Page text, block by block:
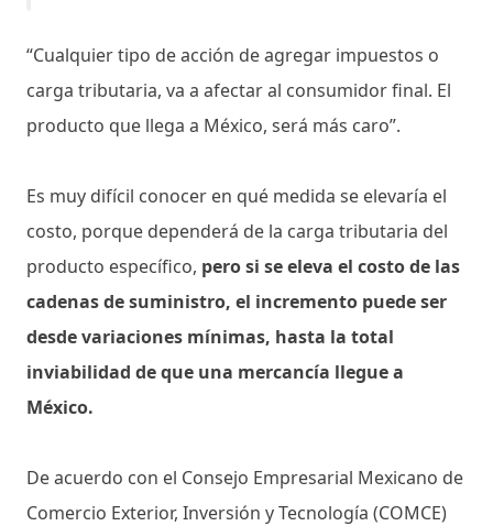
“Cualquier tipo de acción de agregar impuestos o
carga tributaria, va a afectar al consumidor final. El
producto que llega a México, será más caro”.
Es muy difícil conocer en qué medida se elevaría el
costo, porque dependerá de la carga tributaria del
producto específico, pero si se eleva el costo de las
cadenas de suministro, el incremento puede ser
desde variaciones mínimas, hasta la total
inviabilidad de que una mercancía llegue a
México.
De acuerdo con el Consejo Empresarial Mexicano de
Comercio Exterior, Inversión y Tecnología (COMCE)